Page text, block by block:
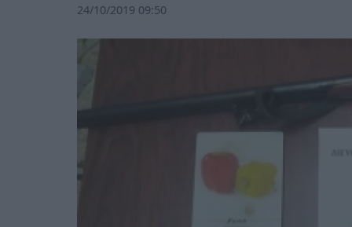
24/10/2019 09:50